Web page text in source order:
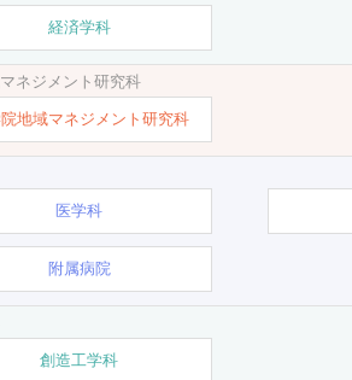
経済学科
ネジメント研究科
地域マネジメント研究科
医学科
附属病院
創造工学科